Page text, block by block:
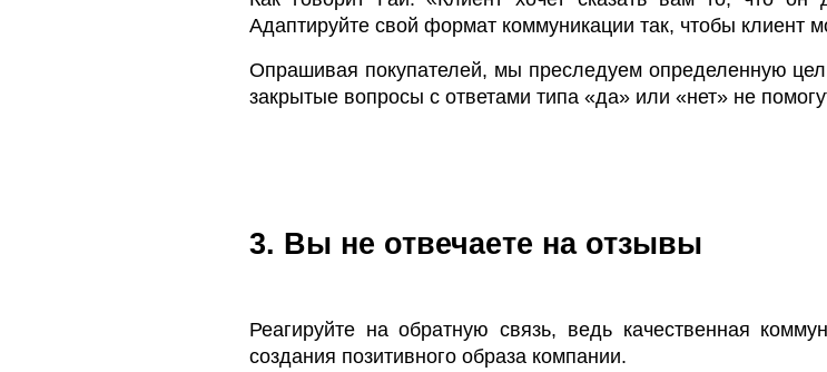
Адаптируйте свой формат коммуникации так, чтобы клиент
Опрашивая покупателей, мы преследуем определенную
закрытые вопросы с ответами типа «да» или «нет» не
3. Вы не отвечаете на отзывы
Реагируйте на обратную связь, ведь качественная
создания позитивного образа компании.